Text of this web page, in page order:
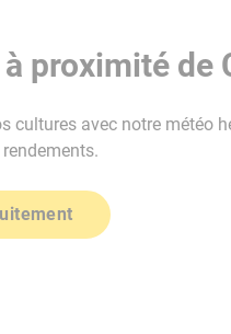
proximité de
avec notre météo